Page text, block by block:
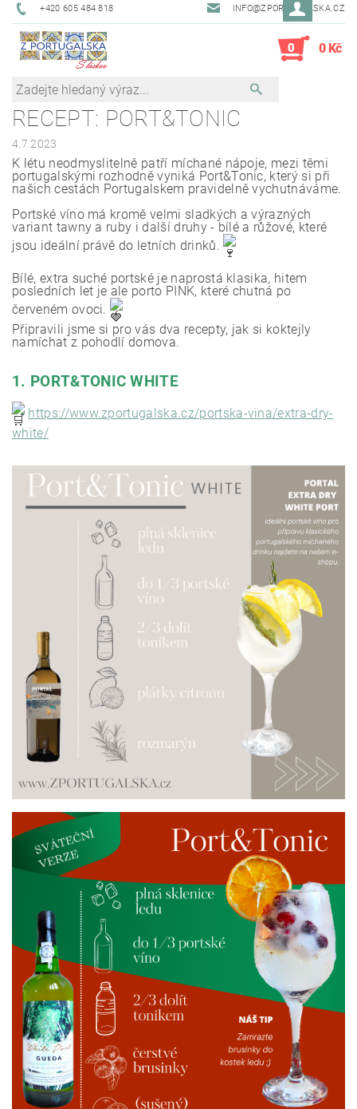
+420 605 484 818 INFO@ZPORTUGALSKA.CZ
0 0 Kč
RECEPT: PORT&TONIC
4.7.2023
K létu neodmyslitelně patří míchané nápoje, mezi těmi
portugalskými rozhodně vyniká Port&Tonic, který si při
našich cestách Portugalskem pravidelně vychutnáváme.
Portské víno má kromě velmi sladkých a výrazných
variant tawny a ruby i další druhy - bílé a růžové, které
jsou ideální právě do letních drinků.
Bílé, extra suché portské je naprostá klasika, hitem
posledních let je ale porto PINK, které chutná po
červeném ovoci.
Připravili jsme si pro vás dva recepty, jak si koktejly
namíchat z pohodlí domova.
1. PORT&TONIC WHITE
https://www.zportugalska.cz/portska-vina/extra-dry-
white/